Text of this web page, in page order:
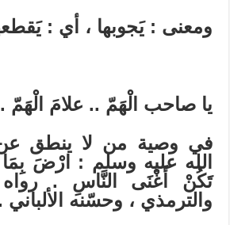
ومعنى : يَجوبها ، أي :
يا صاحب الْهَمّ .. علامَ الْهَمّ
في وصية من لا ينطق
الله عليه وسلم : ارْضَ
تَكُنْ أَغْنَى النَّاسِ . رواه
والترمذي ، وحسّنه الألباني